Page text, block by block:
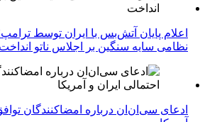
اعلام پایان آتش‌بس با ایران توسط
نظامی سایه سنگین بر اجلاس ناتو انداخت
ادعای سی‌ان‌ان درباره امضاکنندگان